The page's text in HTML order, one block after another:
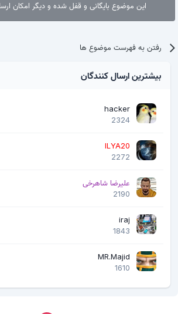
این موضوع بایگانی و قفل شده و دیگر امکان
رفتن به فهرست موضوع ها
بیشترین ارسال کنندگان
hacker
2324
ILYA20
2272
علیرضا شاهرخی
2190
iraj
1843
MR.Majid
1610